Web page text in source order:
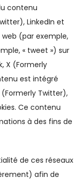
contenu
LinkedIn et
(par exemple,
« tweet ») sur
X (Formerly
est intégré
Twitter),
Ce contenu
à des fins de
de ces réseaux
afin de